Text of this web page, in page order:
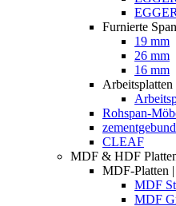
Furnierte
19 mm
26 mm
16 mm
Arbeitsplatten
Rohspan-
CLEAF
MDF & HDF
MDF-Platten
MDF
MDF